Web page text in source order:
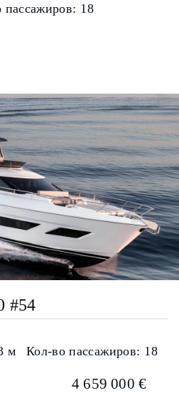
пассажиров: 18
#54
м Кол-во пассажиров: 18
4 659 000 €